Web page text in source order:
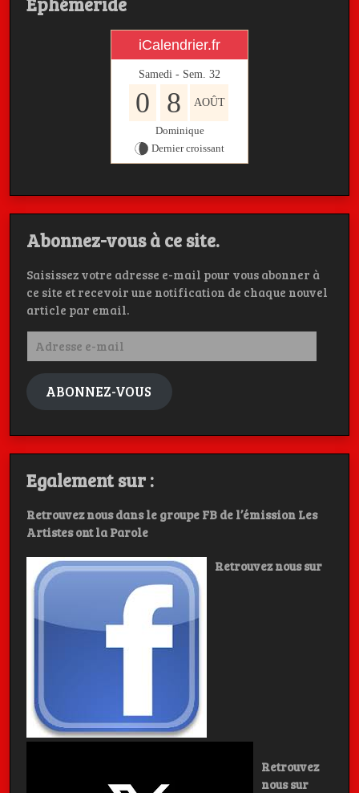
iCalendrier.fr
Samedi - Sem. 32
0 8 AOÛT
Dominique
Dernier croissant
Abonnez-vous à ce site.
Saisissez votre adresse e-mail pour vous abonner à
ce site et recevoir une notification de chaque nouvel
article par email.
Adresse
mail
ABONNEZ-VOUS
Egalement sur :
Retrouvez nous dans le groupe FB de l’émission Les
Artistes ont la Parole
Retrouvez nous sur
Retrouvez
nous sur